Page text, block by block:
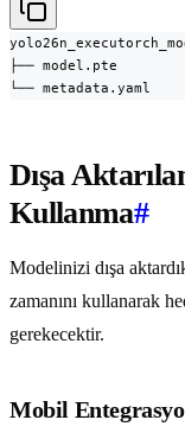
├── model.pte
└── metadata.yaml
Dışa
Kullanma#
Modelinizi dışa
zamanını kullanarak
gerekecektir.
Mobil